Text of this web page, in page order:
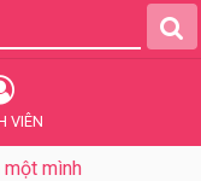
VIÊN
một mình